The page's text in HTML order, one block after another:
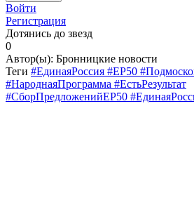
Войти
Регистрация
Дотянись до звезд
0
Автор(ы): Бронницкие новости
Теги #ЕдинаяРоссия #ЕР50
#НароднаяПрограмма #ЕстьРезультат
#CборПредложенийЕР50